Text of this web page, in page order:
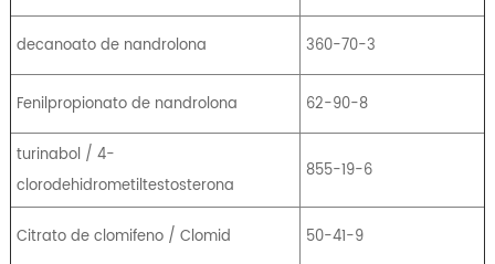
decanoato de nandrolona 360-70-3
Fenilpropionato de nandrolona 62-90-8
turinabol / 4-
clorodehidrometiltestosterona
855-19-6
Citrato de clomifeno / Clomid 50-41-9